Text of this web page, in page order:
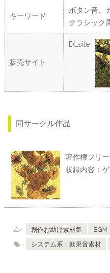
キーワード
ボタン音、
クラシック
販売サイト
DLsite
同サークル作品
著作権フリ
収録内容：
- 創作お助け素材集
BGM
-
システム系：効果音素材